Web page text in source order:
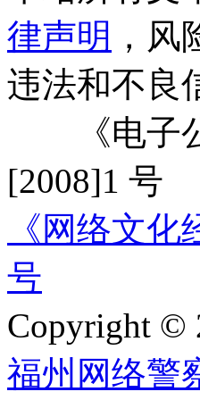
律声明 ，风
违法和不良
《电子公
[2008]1 号
《网络文
号
Copyright ©
福州网络警